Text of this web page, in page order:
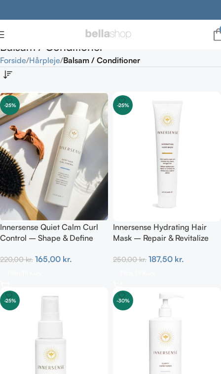
Balsam / Conditioner
Forside Hårpleje Balsam / Conditioner
-25%
Innersense Quiet Calm Curl
Control – Shape & Define
220,00kr. 165,00 kr.
-25%
Innersense Hydrating Hair
Mask – Repair & Revitalize
250,00kr. 187,50 kr.
-25% -30%